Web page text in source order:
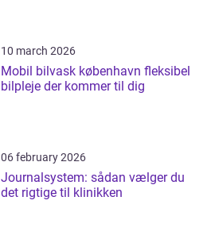
10 march 2026
Mobil bilvask københavn fleksibel
bilpleje der kommer til dig
06 february 2026
Journalsystem: sådan vælger du
det rigtige til klinikken